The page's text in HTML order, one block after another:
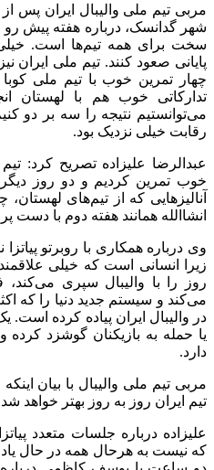
مربی تیم ملی والیبال ایران پس
شهر گدانسک، درباره هفته پیش
سخت برای همه تیم‌ها است. خیلی
پایانی صعود کنند. تیم ملی ایران
چهار تمرین خوب با تیم ملی
تدارکاتی خوب هم با لهستان
می‌توانستیم نتیجه را سه بر دو
رقابت خیلی نزدیک بود.
عبدالرضا علیزاده تصریح کرد:
خوب تمرین کردیم و دو روز
آنالیزهایی که از تیم‌های
انشاالله همانند هفته دوم با
وی درباره همکاری با روبرتو
زیرا انسانی است که خیلی
روز را با والیبال سپری می‌کند،
می‌کند و سیستم جدید دنیا را که
در والیبال ایران پیاده کرده
یا حمله به بازیکنان گوشزد
دارد.
مربی تیم ملی والیبال با بیان
تیم ایران روز به روز بهتر خواهد
علیزاده درباره جلسات متعدد
که نیست به هرحال همه در حال